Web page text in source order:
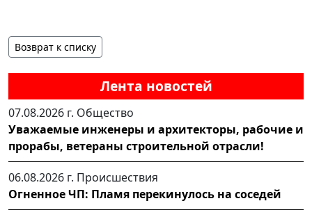
Лента новостей
07.08.2026 г. Общество
Уважаемые инженеры и архитекторы, рабочие и
прорабы, ветераны строительной отрасли!
06.08.2026 г. Происшествия
Огненное ЧП: Пламя перекинулось на соседей
Возврат к списку